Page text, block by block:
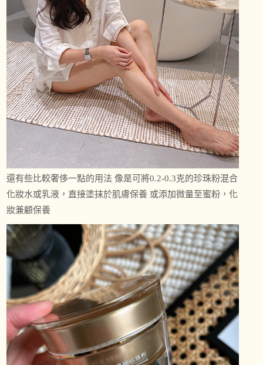
還有些比較奢侈一點的用法 像是可將0.2-0.3克的珍珠粉混合
化妝水或乳液，直接塗抹於肌膚保養 或添加微量至蜜粉，化
妝兼顧保養